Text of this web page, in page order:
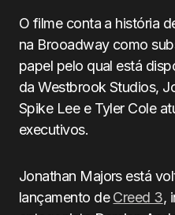
O filme conta a história
na Brooadway como
papel pelo qual está
da Westbrook Studios,
Spike Lee e Tyler Cole
executivos.
Jonathan Majors está
lançamento deCreed 3,